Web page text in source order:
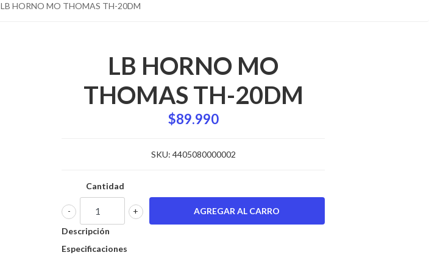
LB HORNO MO THOMAS TH-20DM
LB HORNO MO
THOMAS TH-20DM
$89.990
SKU: 4405080000002
Cantidad
+
-
Descripción
Especificaciones